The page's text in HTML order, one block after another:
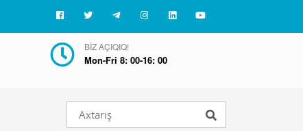
BIZ AÇIQIQ!
Mon-Fri 8: 00-16: 00